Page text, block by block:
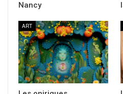
Nancy
ART